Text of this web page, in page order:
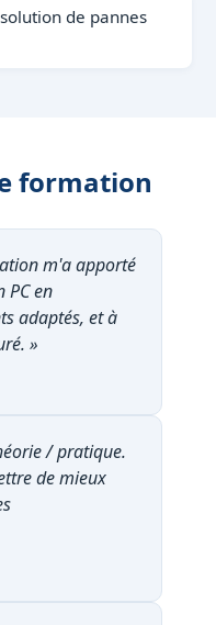
de pannes
formation
m'a apporté
PC en
adaptés, et à
»
/ pratique.
de mieux